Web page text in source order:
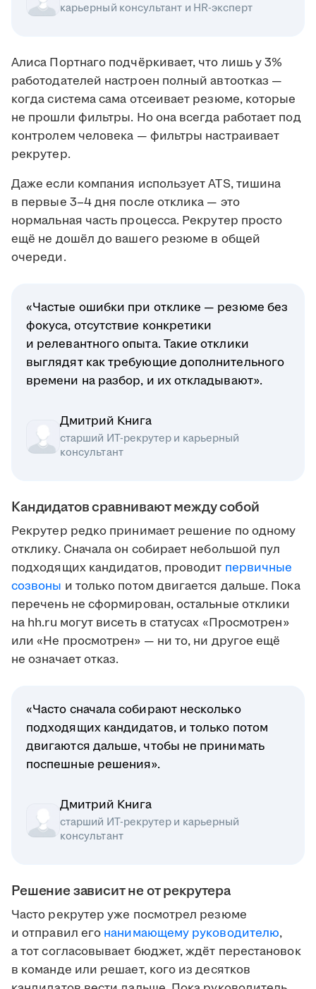
карьерный консультант и HR-эксперт
Алиса Портнаго подчёркивает, что лишь у 3%
работодателей настроен полный автоотказ —
когда система сама отсеивает резюме, которые
не прошли фильтры. Но она всегда работает под
контролем человека — фильтры настраивает
рекрутер.
Даже если компания использует ATS, тишина
в первые 3–4 дня после отклика — это
нормальная часть процесса. Рекрутер просто
ещё не дошёл до вашего резюме в общей
очереди.
«Частые ошибки при отклике — резюме без
фокуса, отсутствие конкретики
и релевантного опыта. Такие отклики
выглядят как требующие дополнительного
времени на разбор, и их откладывают».
Дмитрий Книга
старший ИТ-рекрутер и карьерный
консультант
Кандидатов сравнивают между собой
Рекрутер редко принимает решение по одному
отклику. Сначала он собирает небольшой пул
подходящих кандидатов, проводит первичные
созвоны и только потом двигается дальше. Пока
перечень не сформирован, остальные отклики
на hh.ru могут висеть в статусах «Просмотрен»
или «Не просмотрен» — ни то, ни другое ещё
не означает отказ.
«Часто сначала собирают несколько
подходящих кандидатов, и только потом
двигаются дальше, чтобы не принимать
поспешные решения».
Дмитрий Книга
старший ИТ-рекрутер и карьерный
консультант
Решение зависит не от рекрутера
Часто рекрутер уже посмотрел резюме
и отправил его нанимающему руководителю,
а тот согласовывает бюджет, ждёт перестановок
в команде или решает, кого из десятков